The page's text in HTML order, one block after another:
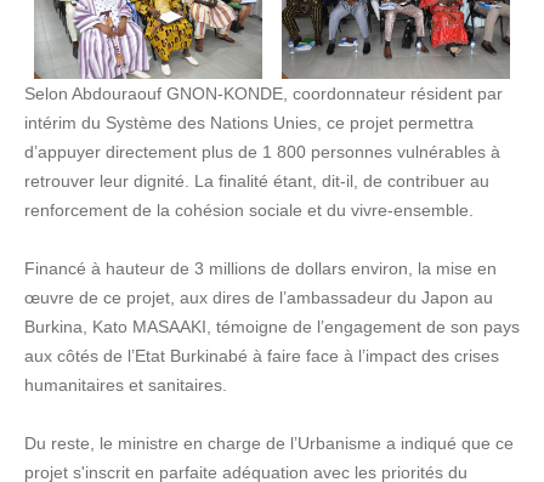
Selon Abdouraouf GNON-KONDE, coordonnateur résident par
intérim du Système des Nations Unies, ce projet permettra
d’appuyer directement plus de 1 800 personnes vulnérables à
retrouver leur dignité. La finalité étant, dit-il, de contribuer au
renforcement de la cohésion sociale et du vivre-ensemble.
Financé à hauteur de 3 millions de dollars environ, la mise en
œuvre de ce projet, aux dires de l’ambassadeur du Japon au
Burkina, Kato MASAAKI, témoigne de l’engagement de son pays
aux côtés de l’Etat Burkinabé à faire face à l’impact des crises
humanitaires et sanitaires.
Du reste, le ministre en charge de l’Urbanisme a indiqué que ce
projet s'inscrit en parfaite adéquation avec les priorités du